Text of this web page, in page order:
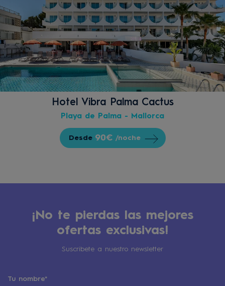
Hotel Vibra Palma Cactus
Playa de Palma - Mallorca
Desde 90€ /noche
¡No te pierdas las mejores
ofertas exclusivas!
Suscribete a nuestro newsletter